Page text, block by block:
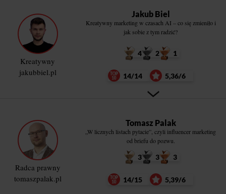
Kreatywny
jakubbiel.pl
Jakub Biel
Kreatywny marketing w czasach AI – co się zmieniło i
jak sobie z tym radzić?
4 2 1
14/14 5,36/6
Radca prawny
tomaszpalak.pl
Tomasz Palak
„W licznych listach pytacie”, czyli influencer marketing
od briefu do pozwu.
3 3 3
14/15 5,39/6